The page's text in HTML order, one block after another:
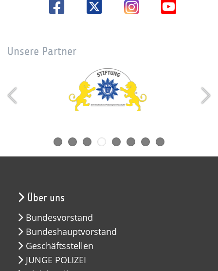
Unsere Partner
Über uns
Bundesvorstand
Bundeshauptvorstand
Geschäftsstellen
JUNGE POLIZEI